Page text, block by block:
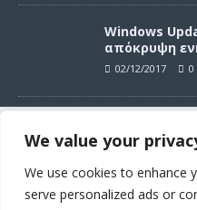
Συνεχίζοντας σε αυτό τον
αποδέχεστε την χρήση
σύμφωνα με τους όρους
We value your
We use cookies to enhance
serve personalized ads or
Windows
απόκρυψη
02/12/2017 0
ενημερώσεων